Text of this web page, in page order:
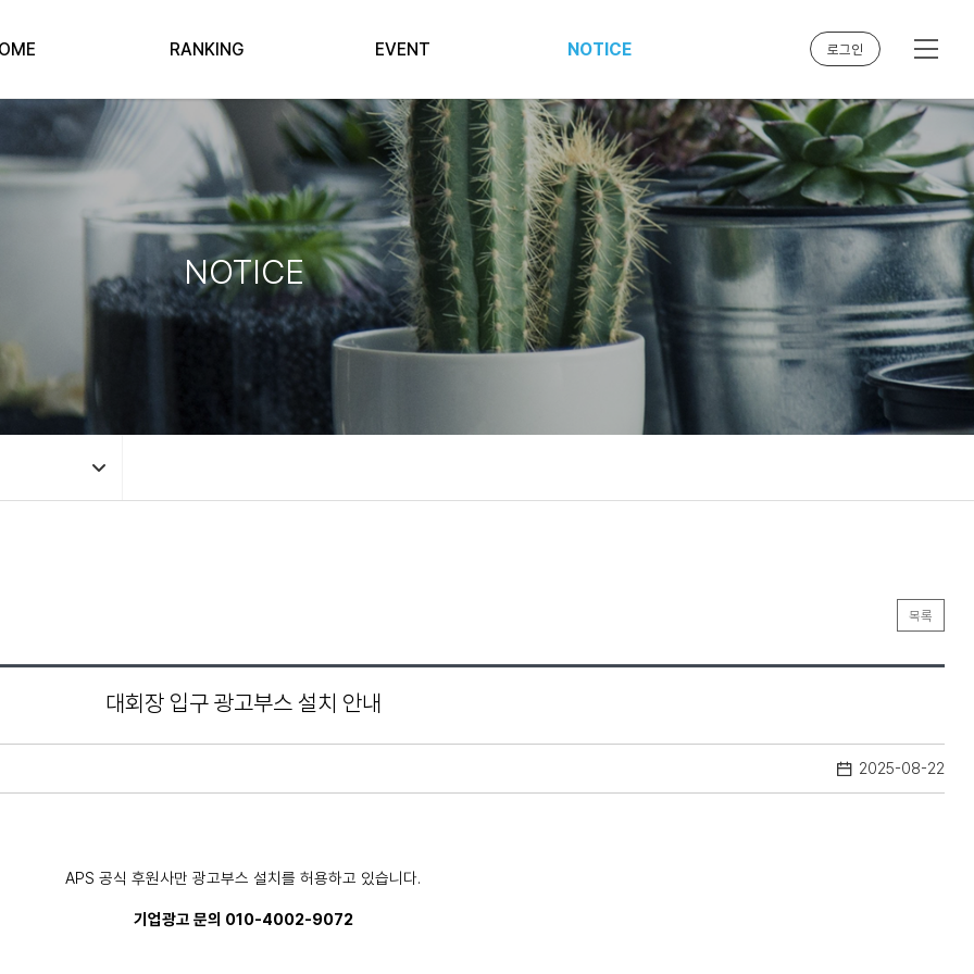
RANKING EVENT NOTICE 로그인
NOTICE
목록
대회장 입구 광고부스 설치 안내
2025-08-22
APS 공식 후원사만 광고부스 설치를 허용하고 있습니다.
기업광고 문의 010-4002-9072